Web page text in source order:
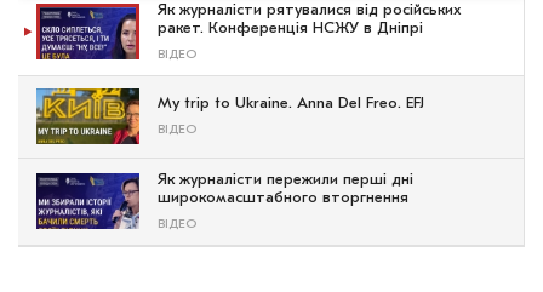
Як журналісти рятувалися від російських
ракет. Конференція НСЖУ в Дніпрі
ВІДЕО
My trip to Ukraine. Anna Del Freo. EFJ
ВІДЕО
Як журналісти пережили перші дні
широкомасштабного вторгнення
ВІДЕО